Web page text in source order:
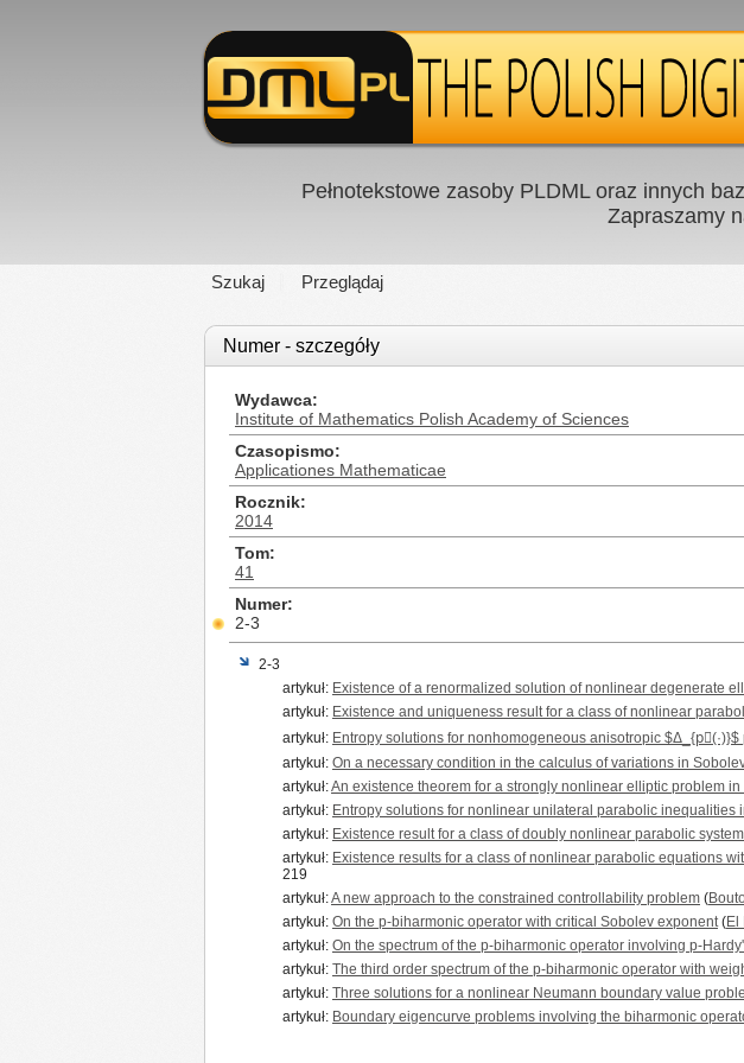
Pełnotekstowe zasoby PLDML oraz innych
Zapraszamy
Szukaj Przeglądaj
Numer - szczegóły
Wydawca
Institute of Mathematics Polish Academy of Sciences
Czasopismo
Applicationes Mathematicae
Rocznik
2014
Tom
41
Numer
2-3
2-3
artykuł: Existence of a renormalized solution of nonlinear degenerate
artykuł: Existence and uniqueness result for a class of nonlinear
artykuł: Entropy solutions for nonhomogeneous anisotropic $Δ_{p⃗(·)}$
artykuł: On a necessary condition in the calculus of variations in
artykuł:An existence theorem for a strongly nonlinear elliptic problem
artykuł: Entropy solutions for nonlinear unilateral parabolic inequalities
artykuł: Existence result for a class of doubly nonlinear parabolic
artykuł: Existence results for a class of nonlinear parabolic equations
219
artykuł:A new approach to the constrained controllability problem (
artykuł: On the p-biharmonic operator with critical Sobolev exponent(El
artykuł: On the spectrum of the p-biharmonic operator involving p-
artykuł: The third order spectrum of the p-biharmonic operator with
artykuł: Three solutions for a nonlinear Neumann boundary value
artykuł: Boundary eigencurve problems involving the biharmonic